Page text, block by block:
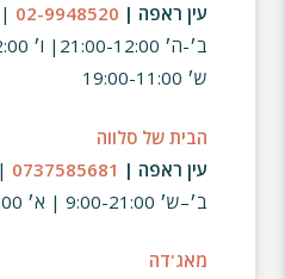
עין ראפה | 02-9948520
ב׳-ה׳ 21:00-12:00| ו׳ 22:00- 14:00
ש׳ 19:00-11:00
הבית של סלווה
עין ראפה | 0737585681
ב׳–ש׳ 9:00-21:00 | א׳ 12:00- 21:00
מאג'דה